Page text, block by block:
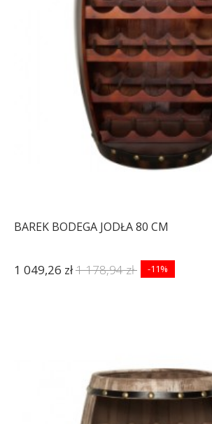
BAREK BODEGA JODŁA 80 CM
1 049,26 zł1 178,94 zł -11%